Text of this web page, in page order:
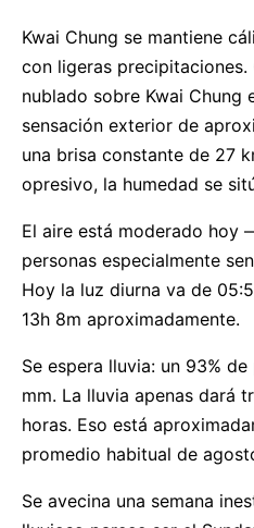
Kwai Chung se mantiene
con ligeras
nublado sobre Kwai Chung
sensación exterior de
una brisa constante de 27
opresivo, la humedad se
El aire está moderado hoy
personas especialmente
Hoy la luz diurna va de
13h 8m aproximadamente.
Se espera lluvia: un 93%
mm. La lluvia apenas dará
horas. Eso está
promedio habitual de
Se avecina una semana